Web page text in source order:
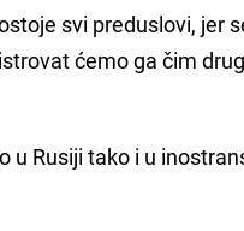
svi preduslovi, jer
ćemo ga čim
u Rusiji tako i u